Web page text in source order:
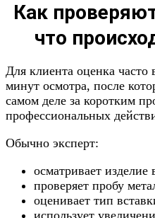
Как
что
Для клиента оценка часто
минут осмотра, после
самом деле за коротким
профессиональных
Обычно эксперт:
осматривает изделие
проверяет пробу
оценивает тип
использует